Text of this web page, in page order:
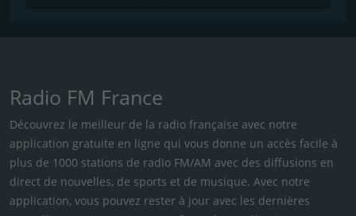
Radio FM France
Découvrez le meilleur de la radio française avec notre
application gratuite en ligne qui vous donne un accès facile à
plus de 1000 stations de radio FM/AM avec des diffusions en
direct de nouvelles, de sports et de musique. Avec notre
application, vous pouvez rester à jour avec les dernières